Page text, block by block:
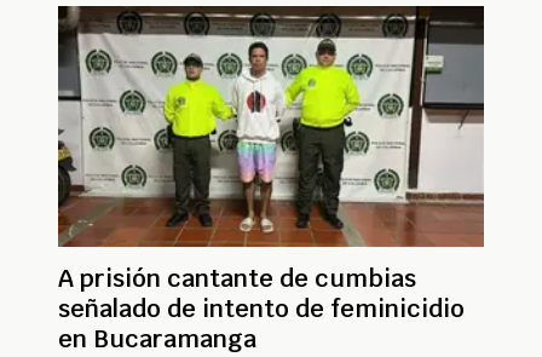
A prisión cantante de cumbias
señalado de intento de feminicidio
en Bucaramanga